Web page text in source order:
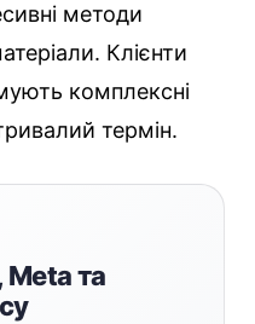
методи
Клієнти
комплексні
термін.
Meta та